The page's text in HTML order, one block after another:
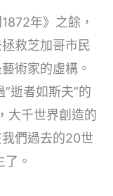
年》之餘，
救芝加哥市民
術家的虛構。
逝者如斯夫”的
大千世界創造的
們過去的20世
。